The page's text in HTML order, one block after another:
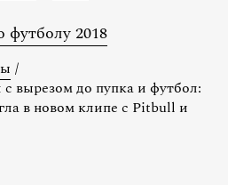
2018
/
вырезом до пупка и футбол:
в новом клипе с Pitbull и